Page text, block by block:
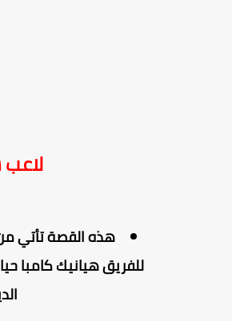
لاعب
هذه القصة تأتي من
للفريقهيانيك كامبا